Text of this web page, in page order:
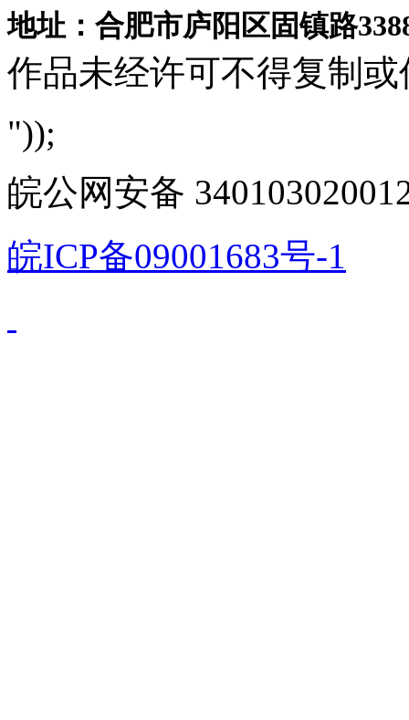
地址：合肥市庐阳区固镇路
作品未经许可不得复制或
"));
皖公网安备
皖ICP备09001683号-1